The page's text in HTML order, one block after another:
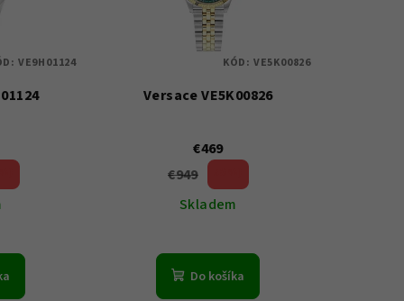
VE9H01124
Versace VE5K00826
€469
€949
Skladem
Do košíka
KÓD: VE5K00826